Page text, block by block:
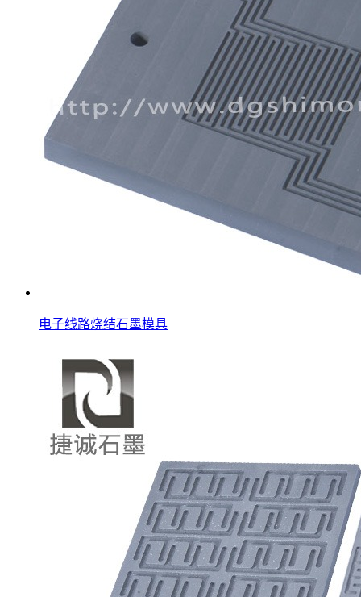
电子线路烧结石墨模具